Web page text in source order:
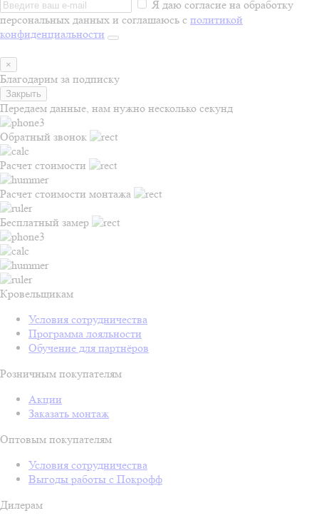
Я даю согласие на обработку
персональных данных и соглашаюсь с политикой
конфиденциальности
×
Благодарим за подписку
Закрыть
Передаем данные, нам нужно несколько секунд
Обратный звонок
Расчет стоимости
Расчет стоимости монтажа
Бесплатный замер
Кровельщикам
Условия сотрудничества
Программа лояльности
Обучение для партнёров
Розничным покупателям
Акции
Заказать монтаж
Оптовым покупателям
Условия сотрудничества
Выгоды работы с Покрофф
Дилерам